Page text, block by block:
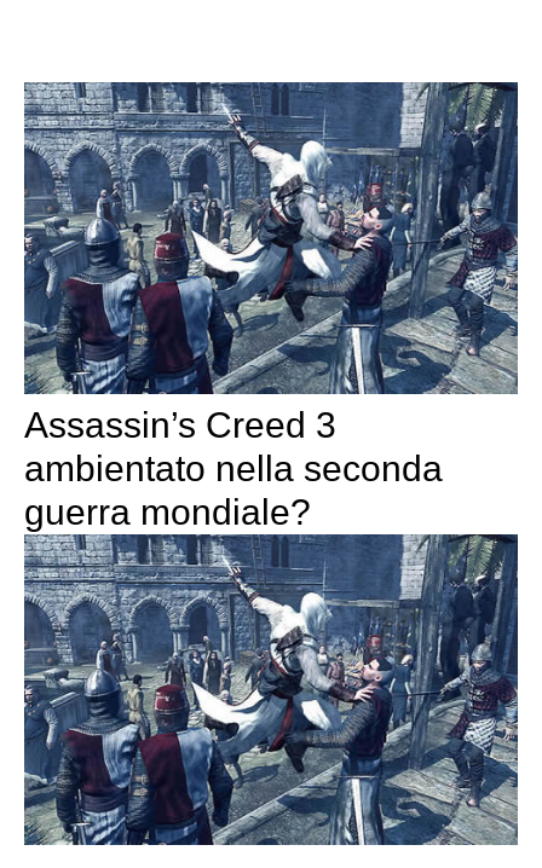
Assassin’s Creed 3
ambientato nella seconda
guerra mondiale?